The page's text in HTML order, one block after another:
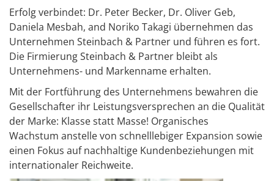
Erfolg verbindet: Dr. Peter Becker, Dr. Oliver Geb,
Daniela Mesbah, and Noriko Takagi übernehmen das
Unternehmen Steinbach & Partner und führen es fort.
Die Firmierung Steinbach & Partner bleibt als
Unternehmens- und Markenname erhalten.
Mit der Fortführung des Unternehmens bewahren die
Gesellschafter ihr Leistungsversprechen an die Qualität
der Marke: Klasse statt Masse! Organisches
Wachstum anstelle von schnelllebiger Expansion sowie
einen Fokus auf nachhaltige Kundenbeziehungen mit
internationaler Reichweite.